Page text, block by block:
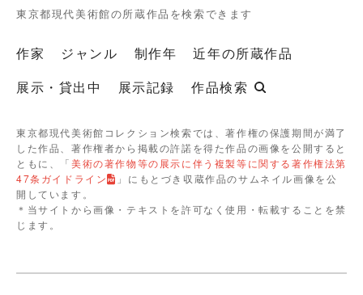
東京都現代美術館の所蔵作品を検索できます
作家 ジャンル 制作年
近年の所蔵作品
展示・貸出中
展示記録 作品検索
東京都現代美術館コレクション検索では、著作権の保護期間が満了
した作品、著作権者から掲載の許諾を得た作品の画像を公開すると
ともに、「美術の著作物等の展示に伴う複製等に関する著作権法第
47条ガイドライン
」にもとづき収蔵作品のサムネイル画像を公
開しています。
＊当サイトから画像・テキストを許可なく使用・転載することを禁
じます。